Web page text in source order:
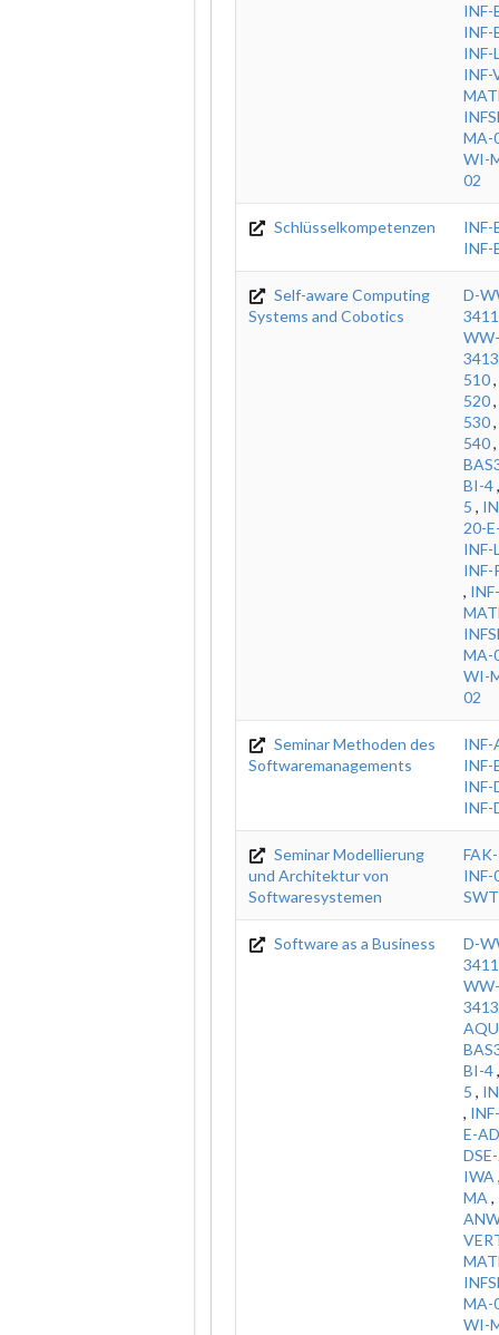
INF-
INF-
INF-
INF-
MA-
WI-
02
Schlüsselkompetenzen
INF-
INF-
Self-aware Computing
Systems and Cobotics
D-
3411
3413
510,
520,
530,
540,
BI-4
5 ,
20-
INF-
INF-
,
MA-
WI-
02
Seminar Methoden des
Softwaremanagements
INF-
INF-
INF-
INF-
Seminar Modellierung
und Architektur von
Softwaresystemen
INF-
SWT
Software as a Business
D-
3411
3413
BI-4
5 ,
,
E-
IWA
MA ,
MA-
WI-